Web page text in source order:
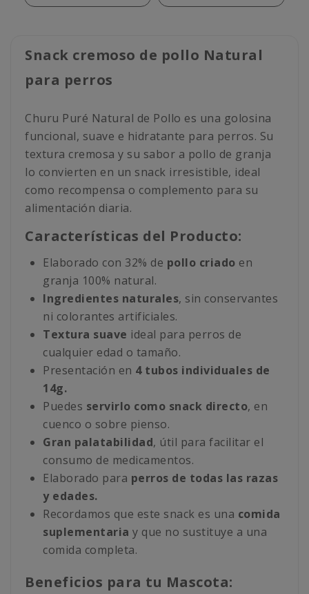
Snack cremoso de pollo Natural
para perros
Churu Puré Natural de Pollo es una golosina
funcional, suave e hidratante para perros. Su
textura cremosa y su sabor a pollo de granja
lo convierten en un snack irresistible, ideal
como recompensa o complemento para su
alimentación diaria.
Características del Producto:
Elaborado con 32% de pollo criado en
granja 100% natural.
Ingredientes naturales, sin conservantes
ni colorantes artificiales.
Textura suave ideal para perros de
cualquier edad o tamaño.
Presentación en 4 tubos individuales de
14g.
Puedes servirlo como snack directo, en
cuenco o sobre pienso.
Gran palatabilidad, útil para facilitar el
consumo de medicamentos.
Elaborado para perros de todas las razas
y edades.
Recordamos que este snack es una comida
suplementaria y que no sustituye a una
comida completa.
Beneficios para tu Mascota: